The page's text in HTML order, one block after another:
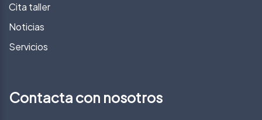
Cita taller
Noticias
Servicios
Contacta con nosotros